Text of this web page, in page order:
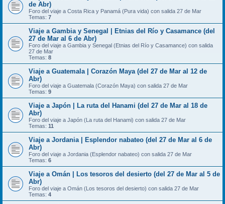
de Abr)
Foro del viaje a Costa Rica y Panamá (Pura vida) con salida 27 de Mar
Temas: 7
Viaje a Gambia y Senegal | Etnias del Río y Casamance (del
27 de Mar al 6 de Abr)
Foro del viaje a Gambia y Senegal (Etnias del Río y Casamance) con salida
27 de Mar
Temas: 8
Viaje a Guatemala | Corazón Maya (del 27 de Mar al 12 de
Abr)
Foro del viaje a Guatemala (Corazón Maya) con salida 27 de Mar
Temas: 9
Viaje a Japón | La ruta del Hanami (del 27 de Mar al 18 de
Abr)
Foro del viaje a Japón (La ruta del Hanami) con salida 27 de Mar
Temas: 11
Viaje a Jordania | Esplendor nabateo (del 27 de Mar al 6 de
Abr)
Foro del viaje a Jordania (Esplendor nabateo) con salida 27 de Mar
Temas: 6
Viaje a Omán | Los tesoros del desierto (del 27 de Mar al 5 de
Abr)
Foro del viaje a Omán (Los tesoros del desierto) con salida 27 de Mar
Temas: 4